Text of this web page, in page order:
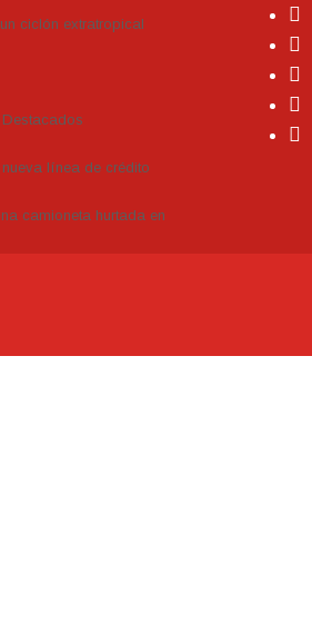
ciclón extratropical
línea de crédito
camioneta hurtada en